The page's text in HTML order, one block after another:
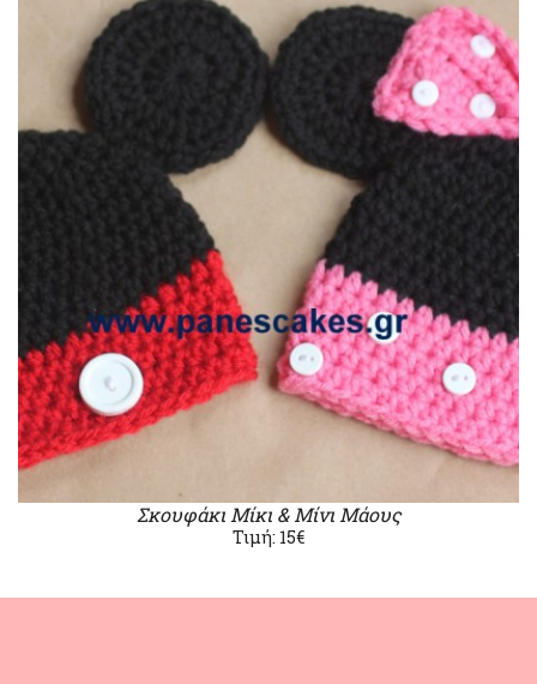
Σκουφάκι Μίκι & Μίνι Μάους
Τιμή: 15€